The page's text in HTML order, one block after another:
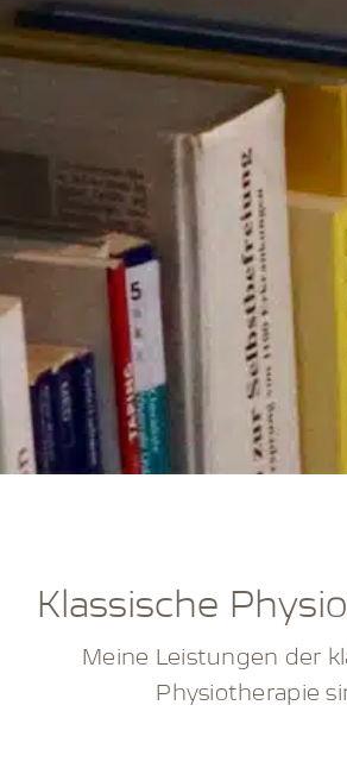
Klassische
Meine Leistungen der
Physiotherapie